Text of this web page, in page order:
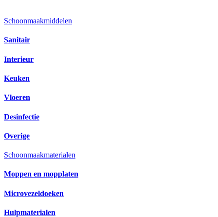
Schoonmaakmiddelen
Sanitair
Interieur
Keuken
Vloeren
Desinfectie
Overige
Schoonmaakmaterialen
Moppen en mopplaten
Microvezeldoeken
Hulpmaterialen